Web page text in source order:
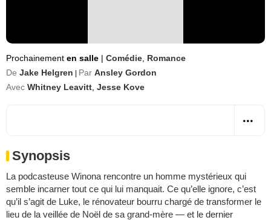
Prochainement en salle | Comédie Romance
De Jake Helgren Par Ansley Gordon
Avec Whitney Leavitt Jesse Kove
Synopsis
La podcasteuse Winona rencontre un homme mystérieux qui
semble incarner tout ce qui lui manquait. Ce qu’elle ignore, c’est
qu’il s’agit de Luke, le rénovateur bourru chargé de transformer le
lieu de la veillée de Noël de sa grand-mère — et le dernier